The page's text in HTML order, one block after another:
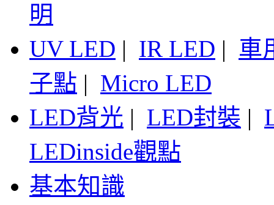
明
UV LED | IR LED | 車
子點 | Micro LED
LED背光 | LED封裝 |
LEDinside觀點
基本知識